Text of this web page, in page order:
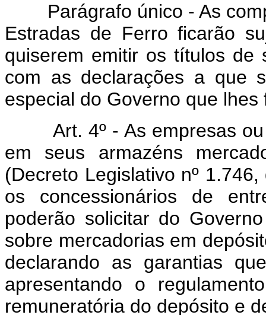
Parágrafo único - As
Estradas de Ferro ficarão
quiserem emitir os títulos de
com as declarações a que
especial do Governo que lhes
Art. 4º - As empresas ou
em seus armazéns
(Decreto Legislativo nº
os concessionários de
poderão solicitar do
sobre mercadorias em
declarando as garantias
apresentando o
remuneratória do depósito e